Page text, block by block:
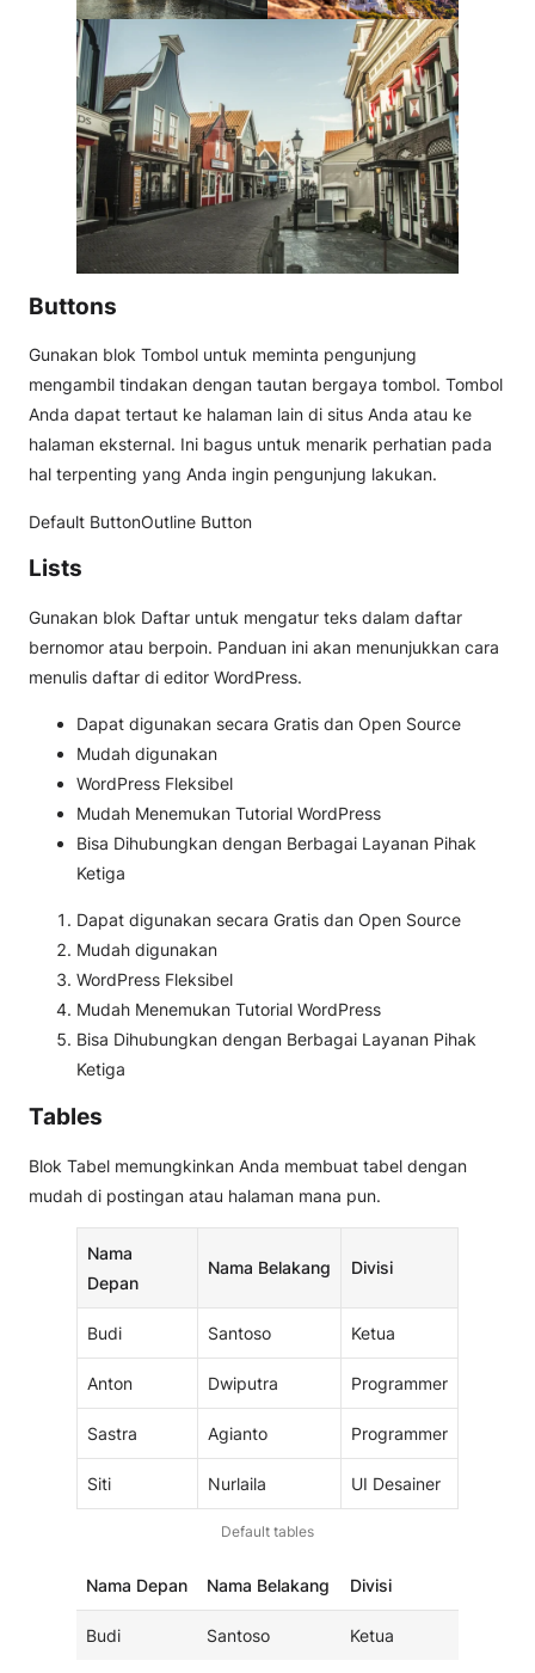
Buttons
Gunakan blok Tombol untuk meminta pengunjung
mengambil tindakan dengan tautan bergaya tombol. Tombol
Anda dapat tertaut ke halaman lain di situs Anda atau ke
halaman eksternal. Ini bagus untuk menarik perhatian pada
hal terpenting yang Anda ingin pengunjung lakukan.
Default ButtonOutline Button
Lists
Gunakan blok Daftar untuk mengatur teks dalam daftar
bernomor atau berpoin. Panduan ini akan menunjukkan cara
menulis daftar di editor WordPress.
Dapat digunakan secara Gratis dan Open Source
Mudah digunakan
WordPress Fleksibel
Mudah Menemukan Tutorial WordPress
Bisa Dihubungkan dengan Berbagai Layanan Pihak
Ketiga
Dapat digunakan secara Gratis dan Open Source
Mudah digunakan
WordPress Fleksibel
Mudah Menemukan Tutorial WordPress
Bisa Dihubungkan dengan Berbagai Layanan Pihak
Ketiga
Tables
Blok Tabel memungkinkan Anda membuat tabel dengan
mudah di postingan atau halaman mana pun.
Nama
Depan
Nama Belakang Divisi
Budi Santoso Ketua
Anton Dwiputra Programmer
Sastra Agianto Programmer
Siti Nurlaila UI Desainer
Default tables
Nama Depan Nama Belakang Divisi
Budi Santoso Ketua